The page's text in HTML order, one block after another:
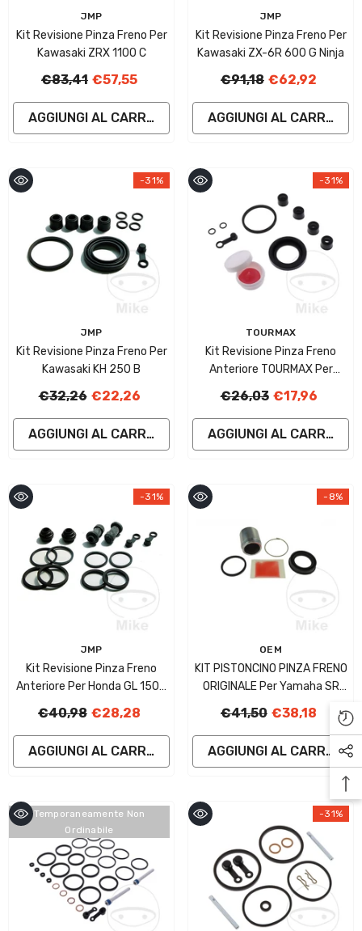
JMP
Kit Revisione Pinza Freno Per
Kawasaki ZRX 1100 C
€83,41 €57,55
AGGIUNGI AL CARRELLO
JMP
Kit Revisione Pinza Freno Per
Kawasaki ZX-6R 600 G Ninja
€91,18 €62,92
AGGIUNGI AL
-31%
JMP
Kit Revisione Pinza Freno Per
Kawasaki KH 250 B
€32,26 €22,26
AGGIUNGI AL CARRELLO
-31%
TOURMAX
Kit Revisione Pinza Freno
Anteriore TOURMAX Per
Suzuki GS 400 E Cerchione
€26,03 €17,96
AGGIUNGI AL CARRELLO
-31%
JMP
Kit Revisione Pinza Freno
Anteriore Per Honda GL 1500
€40,98 €28,28
AGGIUNGI AL CARRELLO
-8%
OEM
KIT PISTONCINO PINZA FRENO
ORIGINALE Per Yamaha SR
€41,50 €38,18
AGGIUNGI AL CARRELLO
Temporaneamente Non
Ordinabile
-31%